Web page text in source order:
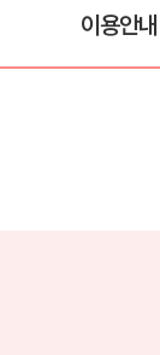
이용안내